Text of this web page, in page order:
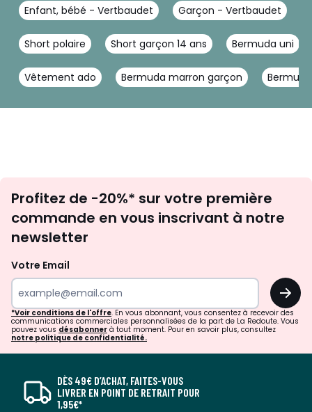
Enfant, bébé - Vertbaudet Garçon - Vertbaudet
Short polaire Short garçon 14 ans Bermuda uni
Vêtement ado Bermuda marron garçon
newsletter
Profitez de -20%* sur votre première
commande en vous inscrivant à notre
newsletter
Votre Email
OK
*Voir conditions de l'offre. En vous abonnant, vous consentez à recevoir des
communications commerciales personnalisées de la part de La Redoute. Vous
pouvez vous désabonner à tout moment. Pour en savoir plus, consultez
notre politique de confidentialité.
DÈS 49€ D’ACHAT, FAITES-VOUS
LIVRER EN POINT DE RETRAIT POUR
1,95€*